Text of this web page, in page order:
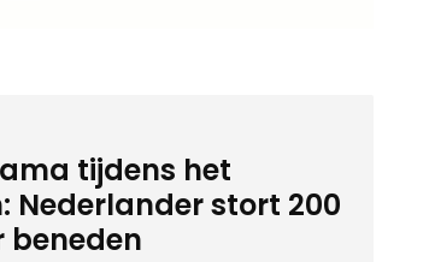
tijdens het
Nederlander stort 200
beneden